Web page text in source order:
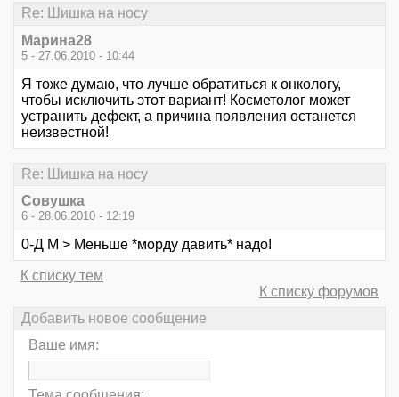
Re: Шишка на носу
Марина28
5 - 27.06.2010 - 10:44
Я тоже думаю, что лучше обратиться к онкологу,
чтобы исключить этот вариант! Косметолог может
устранить дефект, а причина появления останется
неизвестной!
Re: Шишка на носу
Совушка
6 - 28.06.2010 - 12:19
0-Д М > Меньше *морду давить* надо!
К списку тем
К списку форумов
Добавить новое сообщение
Ваше имя: